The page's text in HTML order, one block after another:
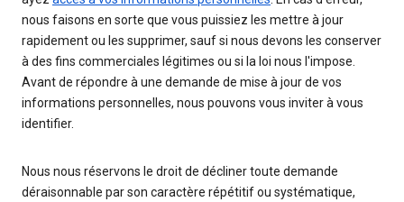
nous faisons en sorte que vous puissiez les mettre à jour
rapidement ou les supprimer, sauf si nous devons les conserver
à des fins commerciales légitimes ou si la loi nous l'impose.
Avant de répondre à une demande de mise à jour de vos
informations personnelles, nous pouvons vous inviter à vous
identifier.
Nous nous réservons le droit de décliner toute demande
déraisonnable par son caractère répétitif ou systématique,